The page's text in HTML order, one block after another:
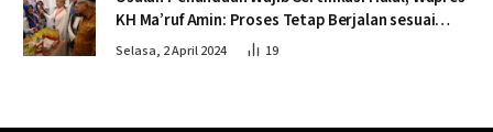
KH Ma’ruf Amin: Proses Tetap Berjalan sesuai
Penahapan
Selasa, 2 April 2024 19